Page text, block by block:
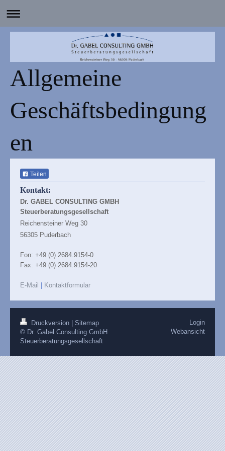
Allgemeine
Geschäftsbedingung
en
Teilen
Kontakt:
Dr. GABEL CONSULTING GMBH
Steuerberatungsgesellschaft
Reichensteiner Weg 30
56305 Puderbach
Fon: +49 (0) 2684.9154-0
Fax: +49 (0) 2684.9154-20
E-Mail Kontaktformular
Druckversion
Sitemap
© Dr. Gabel Consulting GmbH
Steuerberatungsgesellschaft
Login
Webansicht